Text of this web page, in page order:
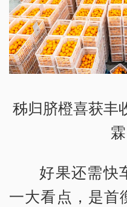
秭归脐橙喜获丰
好果还需快
一大看点，是首